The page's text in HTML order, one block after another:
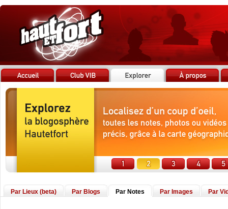
Par Lieux (beta) Par Blogs Par Notes Par Images Par